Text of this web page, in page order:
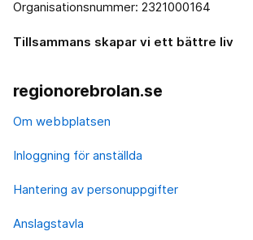
Organisationsnummer: 2321000164
Tillsammans skapar vi ett bättre liv
regionorebrolan.se
Om webbplatsen
Inloggning för anställda
Hantering av personuppgifter
Anslagstavla